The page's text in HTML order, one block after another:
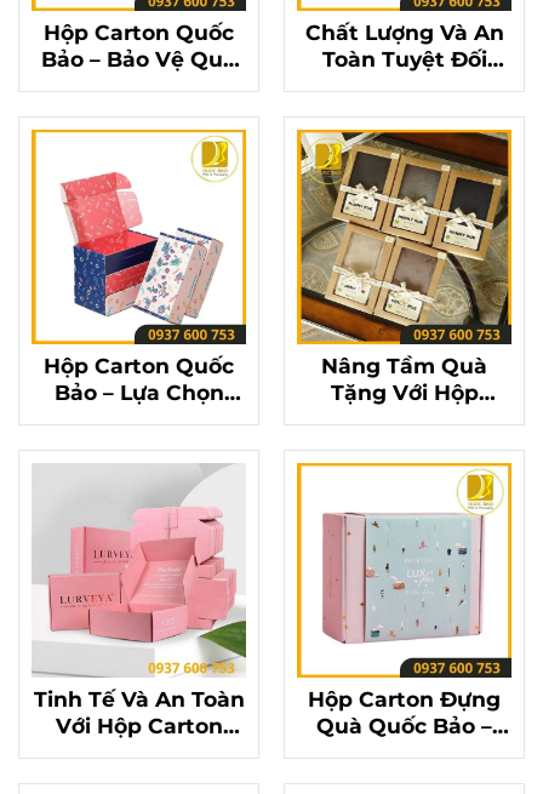
Hộp Carton Quốc
Bảo – Bảo Vệ Quà
Tặng, Trọn Vẹn Yêu
Thương
Chất Lượng Và An
Toàn Tuyệt Đối
Cùng Hộp Carton
Đựng Quà Quốc
Bảo
Hộp Carton Quốc
Bảo – Lựa Chọn
Hoàn Hảo Cho Mọi
Dịp Đặc Biệt
Nâng Tầm Quà
Tặng Với Hộp
Carton Đựng Quà
Quốc Bảo
Tinh Tế Và An Toàn
Với Hộp Carton
Đựng Quà Quốc
Bảo
Hộp Carton Đựng
Quà Quốc Bảo –
Bảo Vệ Món Quà
Yêu Thương